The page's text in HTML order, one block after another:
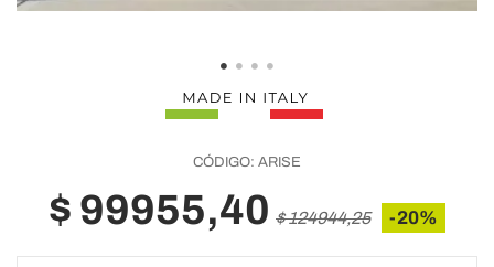
CÓDIGO: ARISE
$ 99955,40 $ 124944,25 -20%